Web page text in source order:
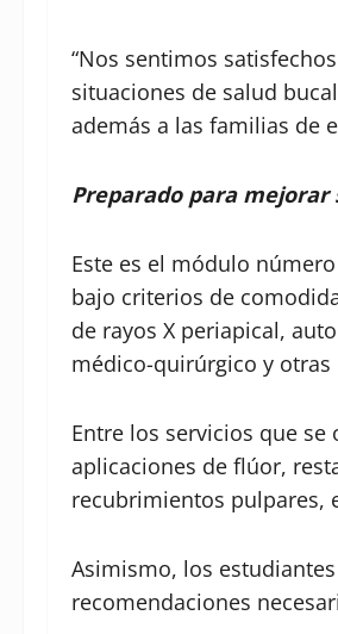
“Nos sentimos
situaciones de salud
además a las familias de
Preparado para mejorar
Este es el módulo
bajo criterios de
de rayos X periapical,
médico-quirúrgico y
Entre los servicios que
aplicaciones de flúor,
recubrimientos pulpares,
Asimismo, los
recomendaciones